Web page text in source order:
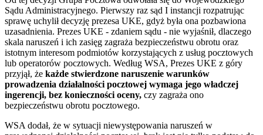
Sądu Administracyjnego. Pierwszy raz sąd I instancji rozpatrując
sprawę uchylił decyzję prezesa UKE, gdyż była ona pozbawiona
uzasadnienia. Prezes UKE - zdaniem sądu - nie wyjaśnił, dlaczego
skala naruszeń i ich zasięg zagraża bezpieczeństwu obrotu oraz
istotnym interesom podmiotów korzystających z usług pocztowych
lub operatorów pocztowych. Według WSA, Prezes UKE z góry
przyjął, że każde stwierdzone naruszenie warunków
prowadzenia działalności pocztowej wymaga jego władczej
ingerencji, bez konieczności oceny, czy zagraża ono
bezpieczeństwu obrotu pocztowego.
WSA dodał, że w sytuacji niewystępowania naruszeń w